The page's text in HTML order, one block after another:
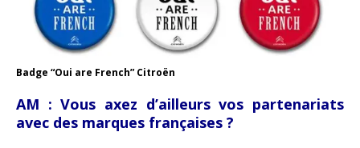
Badge “Oui are French” Citroën
AM : Vous axez d’ailleurs vos partenariats
avec des marques françaises ?